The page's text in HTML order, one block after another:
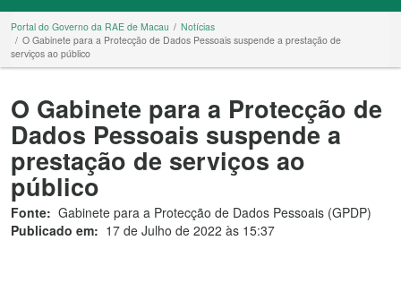
Portal do Governo da RAE de Macau
Notícias
O Gabinete para a Protecção de Dados Pessoais suspende a prestação de
serviços ao público
O Gabinete para a Protecção de
Dados Pessoais suspende a
prestação de serviços ao
público
Fonte: Gabinete para a Protecção de Dados Pessoais (GPDP)
Publicado em: 17 de Julho de 2022 às 15:37